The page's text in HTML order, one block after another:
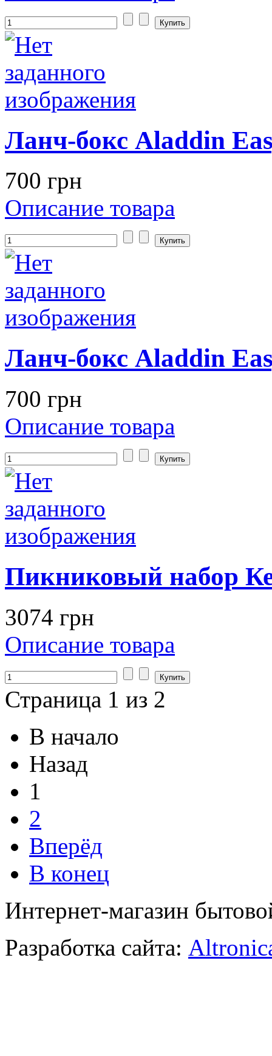
Ланч-бокс Aladdin
700 грн
Описание товара
Ланч-бокс Aladdin
700 грн
Описание товара
Пикниковый набор
3074 грн
Описание товара
Страница 1 из 2
В начало
Назад
1
2
Вперёд
В конец
Интернет-магазин
Разработка сайта: